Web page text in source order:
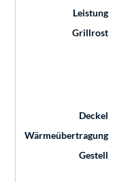
Leistung
Grillrost
Deckel
Wärmeübertragung
Gestell